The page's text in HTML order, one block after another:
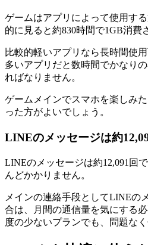
ゲームはアプリによって使用す
的に見ると約830時間で1GB消費
比較的軽いアプリなら長時間使
多いアプリだと数時間でかなり
ればなりません。
ゲームメインでスマホを楽しみ
った方がよいでしょう。
LINEのメッセージは約
LINEのメッセージは約12,091回
んどかかりません。
メインの連絡手段としてLINEの
合は、月間の通信量を気にする
度の少ないプランでも、問題な